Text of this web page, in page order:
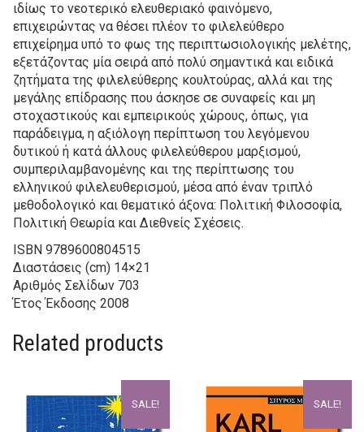
ιδίως το νεοτερικό ελευθεριακό φαινόμενο,
επιχειρώντας να θέσει πλέον το φιλελεύθερο
επιχείρημα υπό το φως της περιπτωσιολογικής μελέτης,
εξετάζοντας μία σειρά από πολύ σημαντικά και ειδικά
ζητήματα της φιλελεύθερης κουλτούρας, αλλά και της
μεγάλης επίδρασης που άσκησε σε συναφείς και μη
στοχαστικούς και εμπειρικούς χώρους, όπως, για
παράδειγμα, η αξιόλογη περίπτωση του λεγόμενου
δυτικού ή κατά άλλους φιλελεύθερου μαρξισμού,
συμπεριλαμβανομένης και της περίπτωσης του
ελληνικού φιλελευθερισμού, μέσα από έναν τριπλό
μεθοδολογικό και θεματικό άξονα: Πολιτική Φιλοσοφία,
Πολιτική Θεωρία και Διεθνείς Σχέσεις.
ISBN 9789600804515
Διαστάσεις (cm) 14×21
Αριθμός Σελίδων 703
Έτος Έκδοσης 2008
Related products
SALE! SALE!